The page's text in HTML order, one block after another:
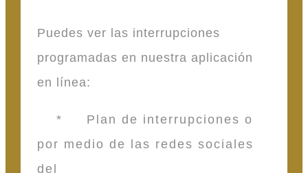
Puedes ver las interrupciones
programadas en nuestra aplicación
en línea:
* Plan de interrupciones o
por medio de las redes sociales
del